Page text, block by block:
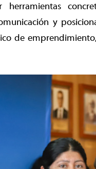
herramientas
y
de